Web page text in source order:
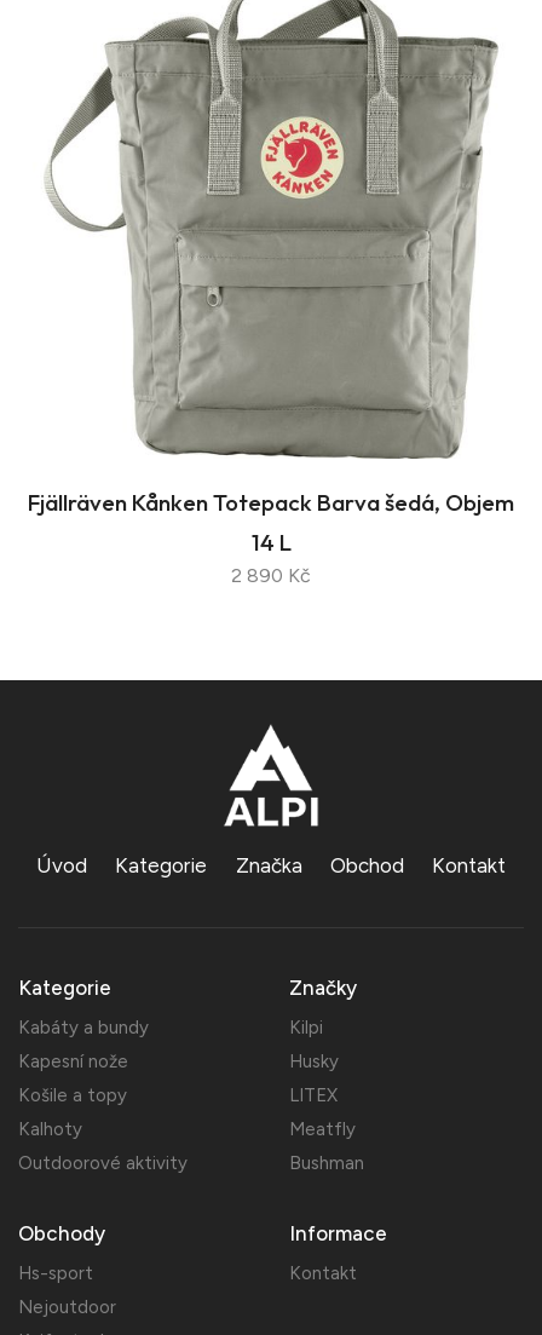
Fjällräven Kånken Totepack Barva šedá, Objem
14 L
2 890 Kč
Úvod Kategorie Značka Obchod Kontakt
Kategorie
Kabáty a bundy
Kapesní nože
Košile a topy
Kalhoty
Outdoorové aktivity
Značky
Kilpi
Husky
LITEX
Meatfly
Bushman
Obchody
Hs-sport
Nejoutdoor
Informace
Kontakt